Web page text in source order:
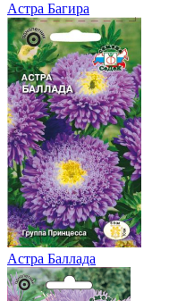
Астра Багира
Астра Баллада